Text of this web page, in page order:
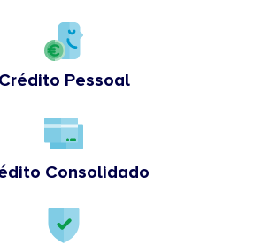
Crédito Pessoal
Consolidado